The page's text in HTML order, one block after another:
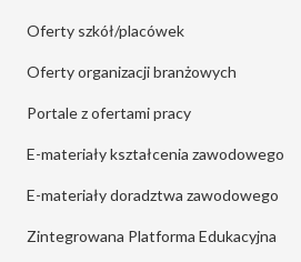
Oferty szkół/placówek
Oferty organizacji branżowych
Portale z ofertami pracy
E-materiały kształcenia zawodowego
E-materiały doradztwa zawodowego
Zintegrowana Platforma Edukacyjna